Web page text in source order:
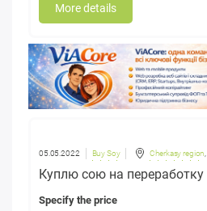
More details
05.05.2022 Buy Soy Cherkasy region,
Куплю сою на переработку
Specify the price